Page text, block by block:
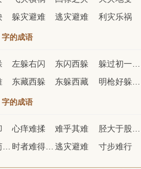
躲灾避难 逃灾避难 利灾乐祸
的成语
左躲右闪 东闪西躲
躲过初一，躲不过十五
东藏西躲 东躲西藏
的成语
心痒难揉 难乎其难
胫大于股者难以步
临财毋苟得，临难毋苟免
时者难得而易失 逃灾避难 寸步难行